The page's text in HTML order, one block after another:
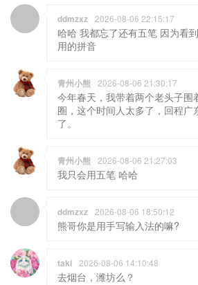
ddmzxz 2026-08-06 22:15:17
哈哈 我都忘了还有五笔 因为看
用的拼音
青州小熊 2026-08-06 21:30:17
今年春天，我带着两个老头子围
圈，这个时间人太多了，回程广
了。
青州小熊 2026-08-06 21:27:03
我只会用五笔 哈哈
ddmzxz 2026-08-06 18:50:12
熊哥你是用手写输入法的嘛?
taki 2026-08-06 14:10:48
去烟台，潍坊么？